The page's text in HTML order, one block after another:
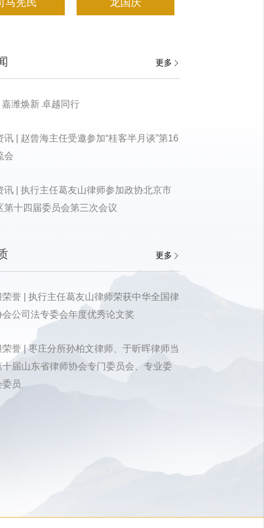
马宪民 龙国庆
更多
嘉潍焕新 卓越同行
讯 | 赵曾海主任受邀参加“桂客半月谈”第16
会
讯 | 执行主任葛友山律师参加政协北京市
第十四届委员会第三次会议
更多
荣誉 | 执行主任葛友山律师荣获中华全国律
会公司法专委会年度优秀论文奖
荣誉 | 枣庄分所孙柏文律师、于昕晖律师当
十届山东省律师协会专门委员会、专业委
员